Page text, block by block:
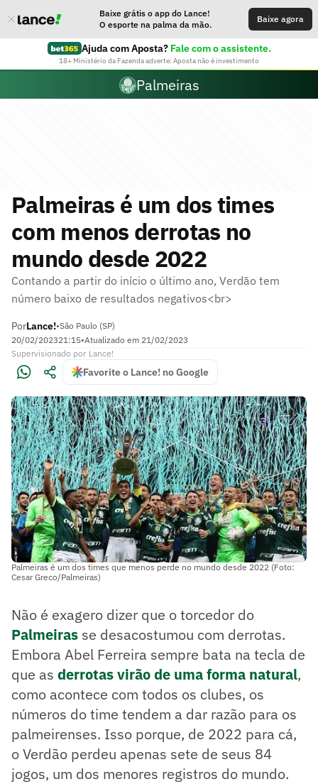
Baixe grátis o app do Lance!
O esporte na palma da mão.
Baixe agora
Ajuda com Aposta? Fale com o assistente.
18+ Ministério da Fazenda adverte: Aposta não é investimento
Palmeiras
Palmeiras é um dos times
com menos derrotas no
mundo desde 2022
Contando a partir do início o último ano, Verdão tem
número baixo de resultados negativos<br>
PorLance!•São Paulo (SP)
20/02/202321:15•Atualizado em 21/02/2023
Supervisionado por Lance!
Favorite o Lance! no Google
Palmeiras é um dos times que menos perde no mundo desde 2022 (Foto:
Cesar Greco/Palmeiras)
Não é exagero dizer que o torcedor do
Palmeiras se desacostumou com derrotas.
Embora Abel Ferreira sempre bata na tecla de
que as derrotas virão de uma forma natural,
como acontece com todos os clubes, os
números do time tendem a dar razão para os
palmeirenses. Isso porque, de 2022 para cá,
o Verdão perdeu apenas sete de seus 84
jogos, um dos menores registros do mundo.